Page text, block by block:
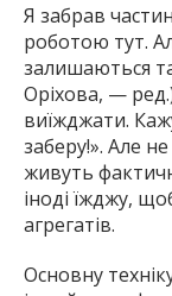
Я забрав
роботою тут.
залишаються
Оріхова, —
виїжджати.
заберу!». Але
живуть
іноді їжджу,
агрегатів.
Основну